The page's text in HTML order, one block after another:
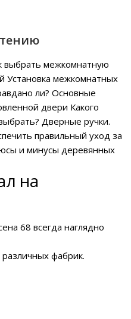
выбрать межкомнатную
Установка межкомнатных
ли? Основные
двери Какого
Дверные ручки.
правильный уход за
и минусы деревянных
на
68 всегда наглядно
фабрик.